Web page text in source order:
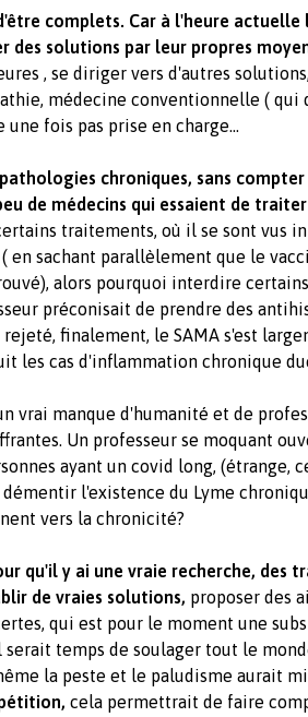
complets. Car à l'heure actuelle
des solutions par leur propres
, se diriger vers d'autres
médecine conventionnelle ( qui
une fois pas prise en charge...
chroniques, sans
de médecins qui essaient de
traitements, où il se sont vus
en sachant parallèlement que le
alors pourquoi interdire
préconisait de prendre des
finalement, le SAMA s'est
les cas d'inflammation chronique
vrai manque d'humanité et de
Un professeur se moquant
ayant un covid long, (étrange,
l'existence du Lyme
vers la chronicité?
qu'il y ai une vraie recherche, des
de vraies solutions, proposer des
qui est pour le moment une
temps de soulager tout le
la peste et le paludisme aurait
cela permettrait de faire